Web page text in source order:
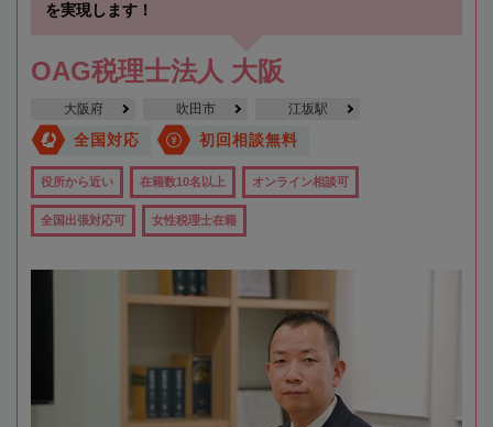
を実現します！
OAG税理士法人 大阪
大阪府 吹田市 江坂駅
全国対応 初回相談無料
役所から近い 在籍数10名以上 オンライン相談可
全国出張対応可 女性税理士在籍